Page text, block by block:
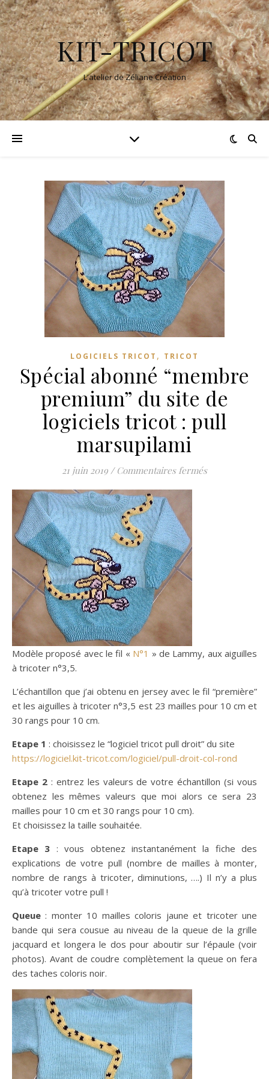
KIT-TRICOT
L'atelier de Zéliane Création
LOGICIELS TRICOT , TRICOT
Spécial abonné “membre
premium” du site de
logiciels tricot : pull
marsupilami
21 juin 2019 / Commentaires ferméssur Spécial
Modèle proposé avec le fil « N°1 » de Lammy, aux aiguilles
à tricoter n°3,5.
L’échantillon que j’ai obtenu en jersey avec le fil “première”
et les aiguilles à tricoter n°3,5 est 23 mailles pour 10 cm et
30 rangs pour 10 cm.
Etape 1 : choisissez le “logiciel tricot pull droit” du site
https://logiciel.kit-tricot.com/logiciel/pull-droit-col-rond
Etape 2: entrez les valeurs de votre échantillon (si vous
obtenez les mêmes valeurs que moi alors ce sera 23
mailles pour 10 cm et 30 rangs pour 10 cm).
Et choisissez la taille souhaitée.
Etape 3 : vous obtenez instantanément la fiche des
explications de votre pull (nombre de mailles à monter,
nombre de rangs à tricoter, diminutions, ….) Il n’y a plus
qu’à tricoter votre pull !
Queue: monter 10 mailles coloris jaune et tricoter une
bande qui sera cousue au niveau de la queue de la grille
jacquard et longera le dos pour aboutir sur l’épaule (voir
photos). Avant de coudre complètement la queue on fera
des taches coloris noir.